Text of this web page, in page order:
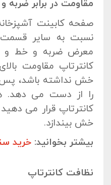
مقاومت در برابر
صفحه کابینت
نسبت به سایر قسمت
معرض ضربه و خط و
کانترتاپ مقاومت
خش نداشته باشد، پس
را از دست می دهد.
کانترتاپ قرار می
خش بیندازد.
بیشتر بخوانید: خرید
نظافت کانترتاپ